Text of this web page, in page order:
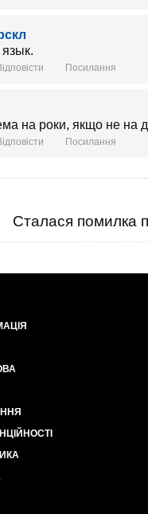
Посилання
на роки, якщо не на
Посилання
Сталася помилка